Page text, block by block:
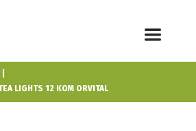
LIGHTS 12 KOM ORVITAL